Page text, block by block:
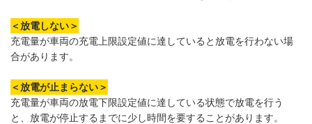
＜放電しない＞
充電量が車両の充電上限設定値に達していると放電を行わない場
合があります。
＜放電が止まらない＞
充電量が車両の放電下限設定値に達している状態で放電を行う
と、放電が停止するまでに少し時間を要することがあります。